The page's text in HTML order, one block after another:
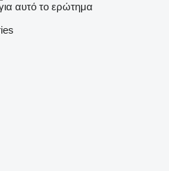
αυτό το ερώτημα